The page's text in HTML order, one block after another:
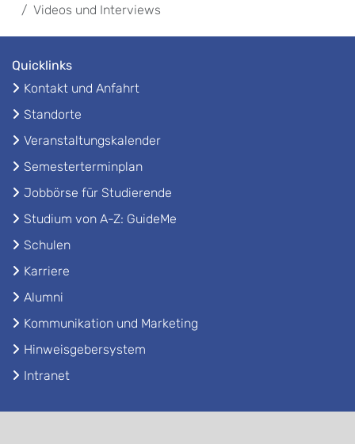
Videos und Interviews
Quicklinks
Kontakt und Anfahrt
Standorte
Veranstaltungskalender
Semesterterminplan
Jobbörse für Studierende
Studium von A-Z: GuideMe
Schulen
Karriere
Alumni
Kommunikation und Marketing
Hinweisgebersystem
Intranet